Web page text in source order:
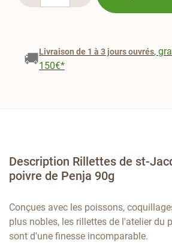
🚚Livraison de 1 à 3 jours ouvrés,
150€*
Description Rillettes de st-
poivre de Penja 90g
Conçues avec les poissons,
plus nobles, les rillettes de l'atelier du
sont d'une finesse incomparable.